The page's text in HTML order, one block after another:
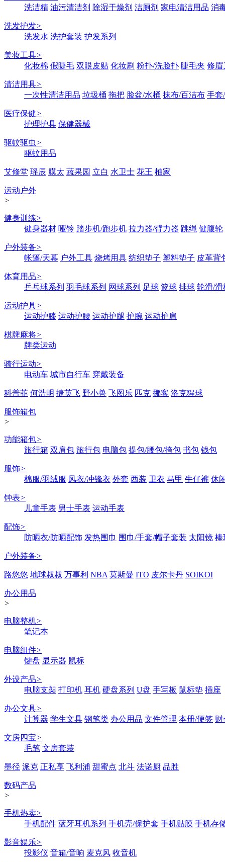
洗洁精 油污清洁剂 除湿干燥剂 洁厕剂 家电清洁用品 消
洗发护发>
洗发水 洗护套装 护发系列
美妆工具>
化妆棉 假睫毛 双眼皮贴 化妆刷 粉扑/洗脸扑 睫毛夹 修眉
清洁用具>
一次性清洁用品 垃圾桶 拖把 脸盆/水桶 抹布/百洁布 手套
医疗保健>
护理护具 保健器械
驱蚊驱虫>
驱蚊用品
艾修堂 瑶辰 膜太 蔬果园 立白 水卫士 花王 柚家
运动户外
>
健身训练>
健身器材 哑铃 踏步机/跑步机 拉力器/臂力器 跳绳 健腹轮
户外装备>
帐篷/天幕 户外工具 烧烤用具 纺织垫子 塑料垫子 皮革背
体育用品>
乒乓球系列 羽毛球系列 网球系列 足球 篮球 排球 轮滑/滑
运动护具>
运动护膝 运动护腰 运动护腿 护腕 运动护肩
棋牌麻将>
牌类运动
骑行运动>
电动车 城市自行车 穿戴装备
科普菲 何浩明 捷英飞 野小兽 飞图乐 匹克 挪客 洛克猩球
服饰箱包
>
功能箱包>
旅行箱 双肩包 旅行包 电脑包 提包/腰包/挎包 书包 钱包
服饰>
棉服/羽绒服 风衣/冲锋衣 外套 西装 卫衣 马甲 牛仔裤 休
钟表>
儿童手表 男士手表 运动手表
配饰>
防晒衣/防晒配饰 发热围巾 围巾/手套/帽子套装 太阳镜 棒
户外装备>
路悠悠 地球叔叔 万事利 NBA 莫斯曼 ITO 皮尔卡丹 SOIKOI
办公用品
>
电脑整机>
笔记本
电脑组件>
键盘 显示器 鼠标
外设产品>
电脑支架 打印机 耳机 硬盘系列 U盘 手写板 鼠标垫 插座
办公文具>
计算器 学生文具 钢笔类 办公用品 文件管理 本册/便签 财
文房四宝>
毛笔 文房套装
墨径 派克 正私享 飞利浦 甜蜜点 北斗 法诺厨 品胜
数码产品
>
手机热卖>
手机配件 蓝牙耳机系列 手机壳/保护套 手机贴膜 手机存
影音娱乐>
投影仪 音箱/音响 麦克风 收音机